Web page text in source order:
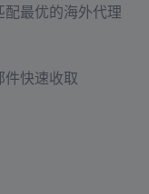
最优的海外代理
件快速收取